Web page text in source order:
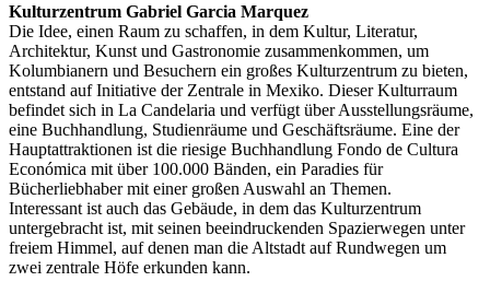
Kulturzentrum Gabriel Garcia Marquez
Die Idee, einen Raum zu schaffen, in dem Kultur, Literatur,
Architektur, Kunst und Gastronomie zusammenkommen, um
Kolumbianern und Besuchern ein großes Kulturzentrum zu bieten,
entstand auf Initiative der Zentrale in Mexiko. Dieser Kulturraum
befindet sich in La Candelaria und verfügt über Ausstellungsräume,
eine Buchhandlung, Studienräume und Geschäftsräume. Eine der
Hauptattraktionen ist die riesige Buchhandlung Fondo de Cultura
Económica mit über 100.000 Bänden, ein Paradies für
Bücherliebhaber mit einer großen Auswahl an Themen.
Interessant ist auch das Gebäude, in dem das Kulturzentrum
untergebracht ist, mit seinen beeindruckenden Spazierwegen unter
freiem Himmel, auf denen man die Altstadt auf Rundwegen um
zwei zentrale Höfe erkunden kann.